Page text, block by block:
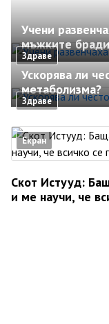
Здраве
Учени
мъжките бради
Здраве
Ускорява ли
метаболизма?
Екран
Скот Истууд:
и ме научи, че